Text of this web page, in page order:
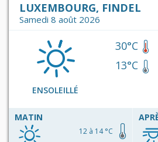
LUXEMBOURG, FINDEL
Samedi 8 août 2026
ENSOLEILLÉ
30°C
13°C
MATIN
12 à 14 °C